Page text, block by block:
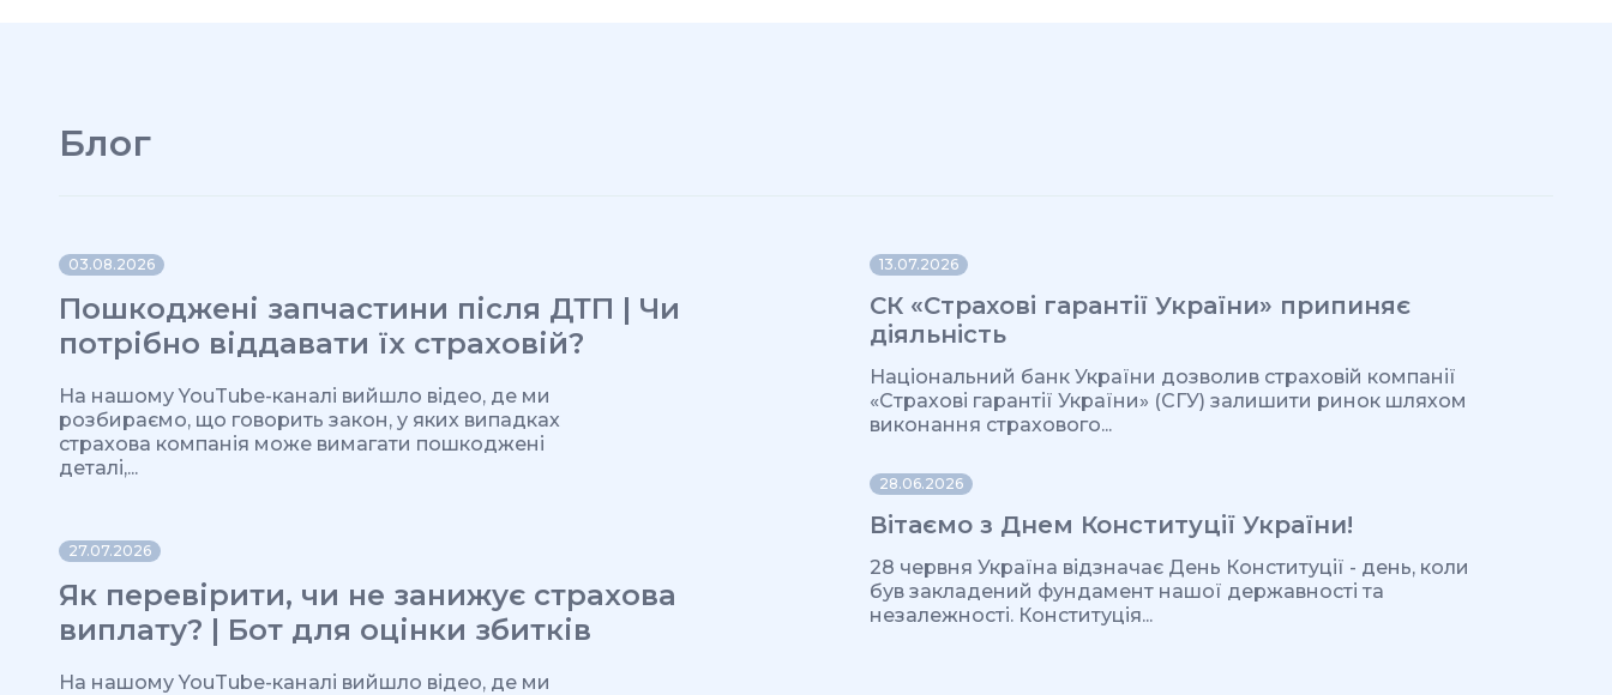
Блог
03.08.2026
Пошкоджені запчастини після ДТП | Чи
потрібно віддавати їх страховій?
На нашому YouTube-каналі вийшло відео, де ми
розбираємо, що говорить закон, у яких випадках
страхова компанія може вимагати пошкоджені
деталі,...
27.07.2026
Як перевірити, чи не занижує страхова
виплату? | Бот для оцінки збитків
На нашому YouTube-каналі вийшло відео, де ми
13.07.2026
СК «Страхові гарантії України» припиняє
діяльність
Національний банк України дозволив страховій компанії
«Страхові гарантії України» (СГУ) залишити ринок шляхом
виконання страхового...
28.06.2026
Вітаємо з Днем Конституції України!
28 червня Україна відзначає День Конституції - день, коли
був закладений фундамент нашої державності та
незалежності. Конституція...